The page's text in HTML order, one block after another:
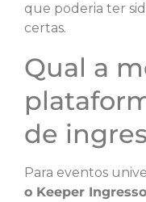
que poderia ter
certas.
Qual a
de
Para eventos
o Keeper